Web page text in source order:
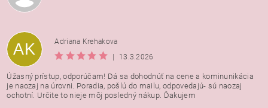
AK
Adriana Krehakova
13.3.2026
Úžasný prístup, odporúčam! Dá sa dohodnúť na cene a kominunikácia
je naozaj na úrovni. Poradia, pošlú do mailu, odpovedajú- sú naozaj
ochotní. Určite to nieje môj posledný nákup. Ďakujem